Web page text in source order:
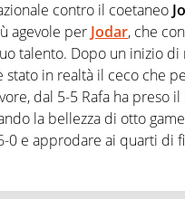
contro il coetaneo
agevole per Jodar, che
talento. Dopo un inizio
stato in realtà il ceco che
dal 5-5 Rafa ha preso
la bellezza di otto
0 e approdare ai quarti di